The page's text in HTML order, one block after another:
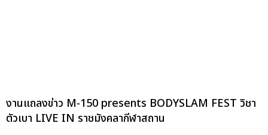
งานแถลงข่าว M-150 presents BODYSLAM FEST วิชา
ตัวเบา LIVE IN ราชมังคลากีฬาสถาน